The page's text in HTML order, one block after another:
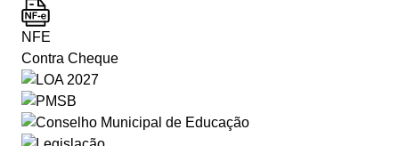
NFE
Contra Cheque